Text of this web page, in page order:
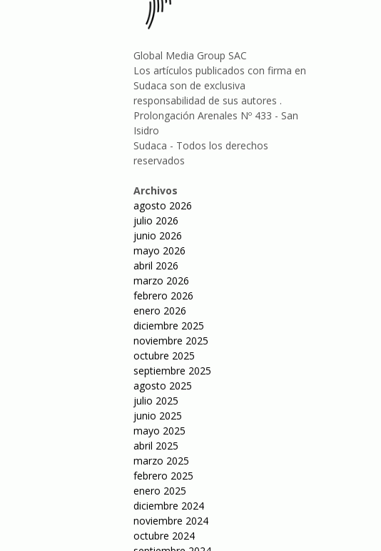
Global Media Group SAC
Los artículos publicados con firma en
Sudaca son de exclusiva
responsabilidad de sus autores .
Prolongación Arenales Nº 433 - San
Isidro
Sudaca - Todos los derechos
reservados
Archivos
agosto 2026
julio 2026
junio 2026
mayo 2026
abril 2026
marzo 2026
febrero 2026
enero 2026
diciembre 2025
noviembre 2025
octubre 2025
septiembre 2025
agosto 2025
julio 2025
junio 2025
mayo 2025
abril 2025
marzo 2025
febrero 2025
enero 2025
diciembre 2024
noviembre 2024
octubre 2024